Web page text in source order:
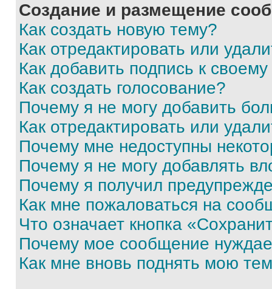
Создание и размещение
Как создать новую тему?
Как отредактировать или
Как добавить подпись к
Как создать голосование?
Почему я не могу добавить
Как отредактировать или
Почему мне недоступны
Почему я не могу добавлять
Почему я получил
Как мне пожаловаться на
Что означает кнопка
Почему мое сообщение
Как мне вновь поднять мою